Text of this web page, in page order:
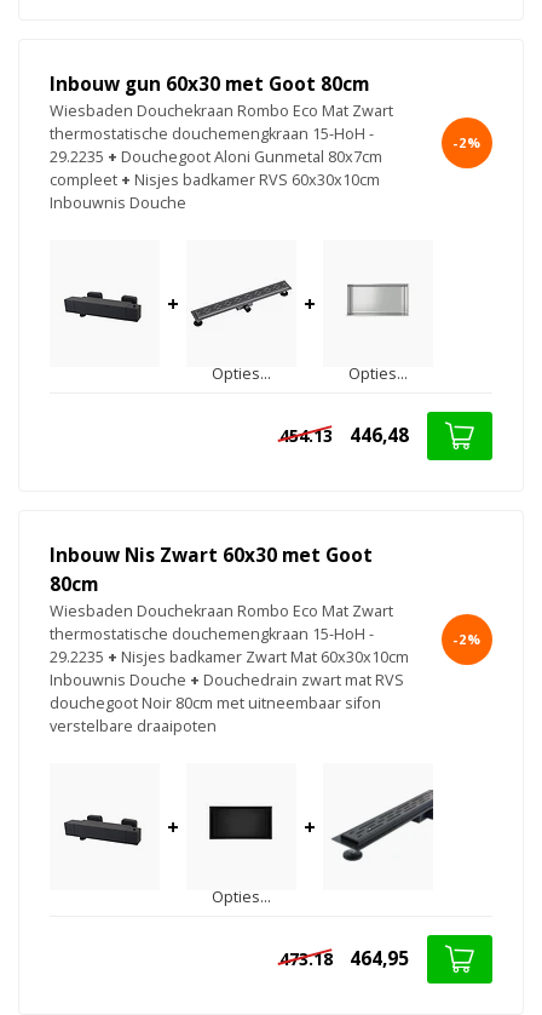
Inbouw gun 60x30 met Goot 80cm
Wiesbaden Douchekraan Rombo Eco Mat Zwart
thermostatische douchemengkraan 15-HoH -
29.2235 + Douchegoot Aloni Gunmetal 80x7cm
compleet + Nisjes badkamer RVS 60x30x10cm
Inbouwnis Douche
-2%
+
Opties...
+
Opties...
454.13 446,48
Inbouw Nis Zwart 60x30 met Goot
80cm
Wiesbaden Douchekraan Rombo Eco Mat Zwart
thermostatische douchemengkraan 15-HoH -
29.2235 + Nisjes badkamer Zwart Mat 60x30x10cm
Inbouwnis Douche + Douchedrain zwart mat RVS
douchegoot Noir 80cm met uitneembaar sifon
verstelbare draaipoten
-2%
+
Opties...
+
473.18 464,95